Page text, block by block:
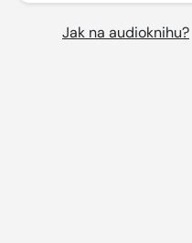
Jak na audioknihu?